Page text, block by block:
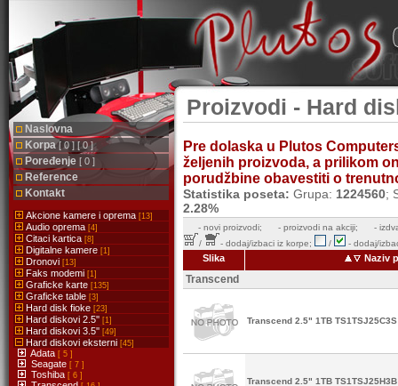
Naslovna
Korpa[ 0 ] [ 0 ]
Poređenje [ 0 ]
Reference
Kontakt
Akcione kamere i oprema [13]
Audio oprema [4]
Citaci kartica [8]
Digitalne kamere [1]
Dronovi [13]
Faks modemi [1]
Graficke karte [135]
Graficke table [3]
Hard disk fioke [23]
Hard diskovi 2.5'' [1]
Hard diskovi 3.5'' [49]
Hard diskovi eksterni [45]
Adata [ 5 ]
Seagate [ 7 ]
Toshiba [ 6 ]
Proizvodi - Hard
Pre dolaska u Plutos
željenih proizvoda, a prilikom
porudžbine obavestiti o
Statistika poseta: Grupa: 1224560;
2.28%
- novi proizvodi; - proizvodi na akciji;
-
/
- dodaj/izbaci iz korpe; / - dodaj/
Slika Naziv
Transcend
Transcend 2.5" 1TB
Transcend 2.5" 1TB